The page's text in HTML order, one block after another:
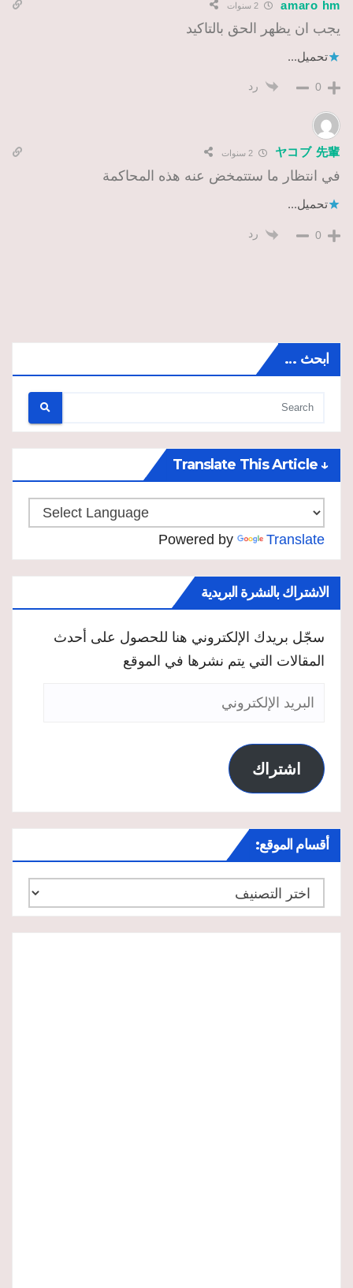
amaro hm
يجب ان يظهر الحق بالتاكيد
تحميل...
0 رد
ヤコブ 先輩 2 سنوات
في انتظار ما ستتمخض عنه هذه المحاكمة
تحميل...
0 رد
ابحث …
↓ Translate This Article
Powered by Translate
الاشتراك بالنشرة البريدية
سجّل بريدك الإلكتروني هنا للحصول على أحدث
المقالات التي يتم نشرها في الموقع
البريد
اشتراك
أقسام الموقع:
أقسام
الموقع: